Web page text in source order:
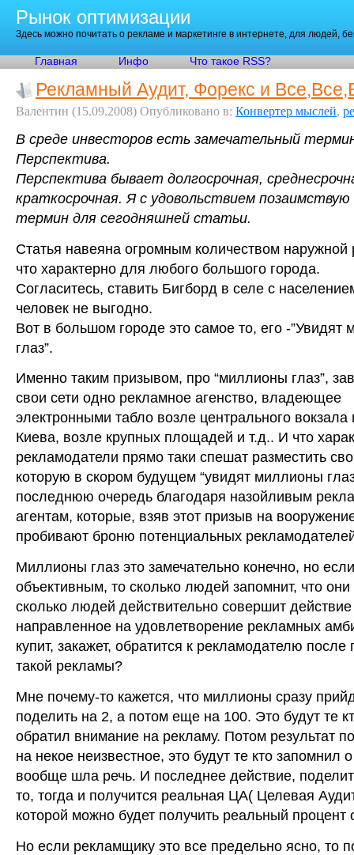
Рынок оптимизации
Здесь можно почитать о рекламе и маркетинге в интернете, для людей,
Главная Инфо Что такое RSS?
Рекламный Аудит, Форекс и
Валентин (15.09.2008) Опубликовано в: Конвертер мыслей,
В среде инвесторов есть замечательный
Перспектива.
Перспектива бывает долгосрочная,
краткосрочная. Я с удовольствием
термин для сегодняшней статьи.
Статья навеяна огромным количеством
что характерно для любого большого города.
Согласитесь, ставить Бигборд в селе с
человек не выгодно.
Вот в большом городе это самое то, его -”Увидят
глаз”.
Именно таким призывом, про “миллионы глаз”,
свои сети одно рекламное агенство, владеющее
электронными табло возле центрального вокзала
Киева, возле крупных площадей и т.д.. И что
рекламодатели прямо таки спешат разместить
которую в скором будущем “увидят миллионы
последнюю очередь благодаря назойливым
агентам, которые, взяв этот призыв на
пробивают броню потенциальных
Миллионы глаз это замечательно конечно, но
объективным, то сколько людей запомнит, что
сколько людей действительно совершит действие
направленное на удовлетворение рекламных
купит, закажет, обратится к рекламодателю после
такой рекламы?
Мне почему-то кажется, что миллионы сразу
поделить на 2, а потом еще на 100. Это будут те
обратил внимание на рекламу. Потом результат
на некое неизвестное, это будут те кто запомнил
вообще шла речь. И последнее действие,
то, тогда и получится реальная ЦА( Целевая
которой можно будет получить реальный процент
Но если рекламщику это все предельно ясно, то